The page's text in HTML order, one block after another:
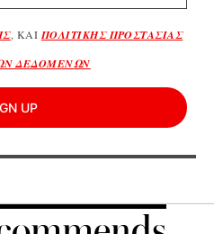
, ΚΑΙ ΠΟΛΙΤΙΚΗΣ ΠΡΟΣΤΑΣΙΑΣ
ΔΕΔΟΜΕΝΩΝ
UP